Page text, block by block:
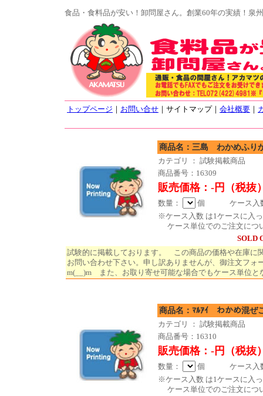
食品・食料品が安い！卸問屋さん。創業60年の実績！
トップページ ｜ お問い合せ ｜サイトマップ｜ 会社概要 ｜
商品名：三島 わかめふり
カテゴリ ： 試験掲載商品
商品番号：16309
販売価格：-円（税抜
数量：
個 ケース入
※ケース入数 は1ケースに入
ケース単位でのご注文につ
SOLD
試験的に掲載しております。 この商品の価格や在庫に
お問い合わせ下さい。申し訳ありませんが、御注文フォ
m(__)m また、お取り寄せ可能な場合でもケース単位と
商品名：ﾏﾙｱｲ わかめ混
カテゴリ ： 試験掲載商品
商品番号：16310
販売価格：-円（税抜
数量：
個 ケース入数
※ケース入数 は1ケースに入
ケース単位でのご注文につ